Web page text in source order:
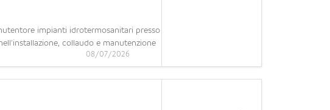
impianti idrotermosanitari presso
collaudo e manutenzione
08/07/2026